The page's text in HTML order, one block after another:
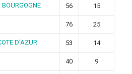
56 15
76 25
D’AZUR 53 14
40 9